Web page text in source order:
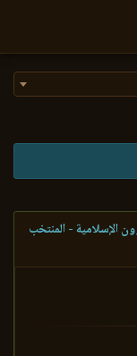
الإسلامية - المنتخب